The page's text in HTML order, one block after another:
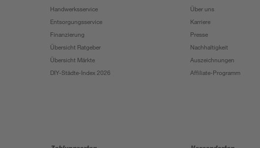
Handwerksservice
Entsorgungsservice
Finanzierung
Übersicht Ratgeber
Übersicht Märkte
DIY-Städte-Index 2026
Über uns
Karriere
Presse
Nachhaltigkeit
Auszeichnungen
Affiliate-Programm